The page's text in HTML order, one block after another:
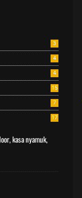
3
4
4
15
7
17
kasa nyamuk,